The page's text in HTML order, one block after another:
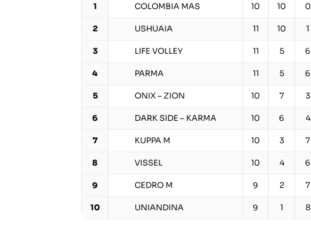
1 COLOMBIA MAS 10 10 0
2 USHUAIA 11 10 1
3 LIFE VOLLEY 11 5 6
4 PARMA 11 5 6
5 ONIX – ZION 10 7 3
6 DARK SIDE – KARMA 10 6 4
7 KUPPA M 10 3 7
8 VISSEL 10 4 6
9 CEDRO M 9 2 7
10 UNIANDINA 9 1 8